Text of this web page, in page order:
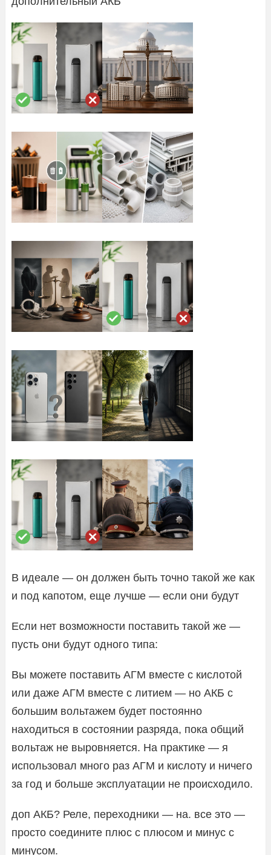
В идеале — он должен быть точно такой же как
и под капотом, еще лучше — если они будут
Если нет возможности поставить такой же —
пусть они будут одного типа:
Вы можете поставить АГМ вместе с кислотой
или даже АГМ вместе с литием — но АКБ с
большим вольтажем будет постоянно
находиться в состоянии разряда, пока общий
вольтаж не выровняется. На практике — я
использовал много раз АГМ и кислоту и ничего
за год и больше эксплуатации не происходило.
доп АКБ? Реле, переходники — на. все это —
просто соедините плюс с плюсом и минус с
минусом.